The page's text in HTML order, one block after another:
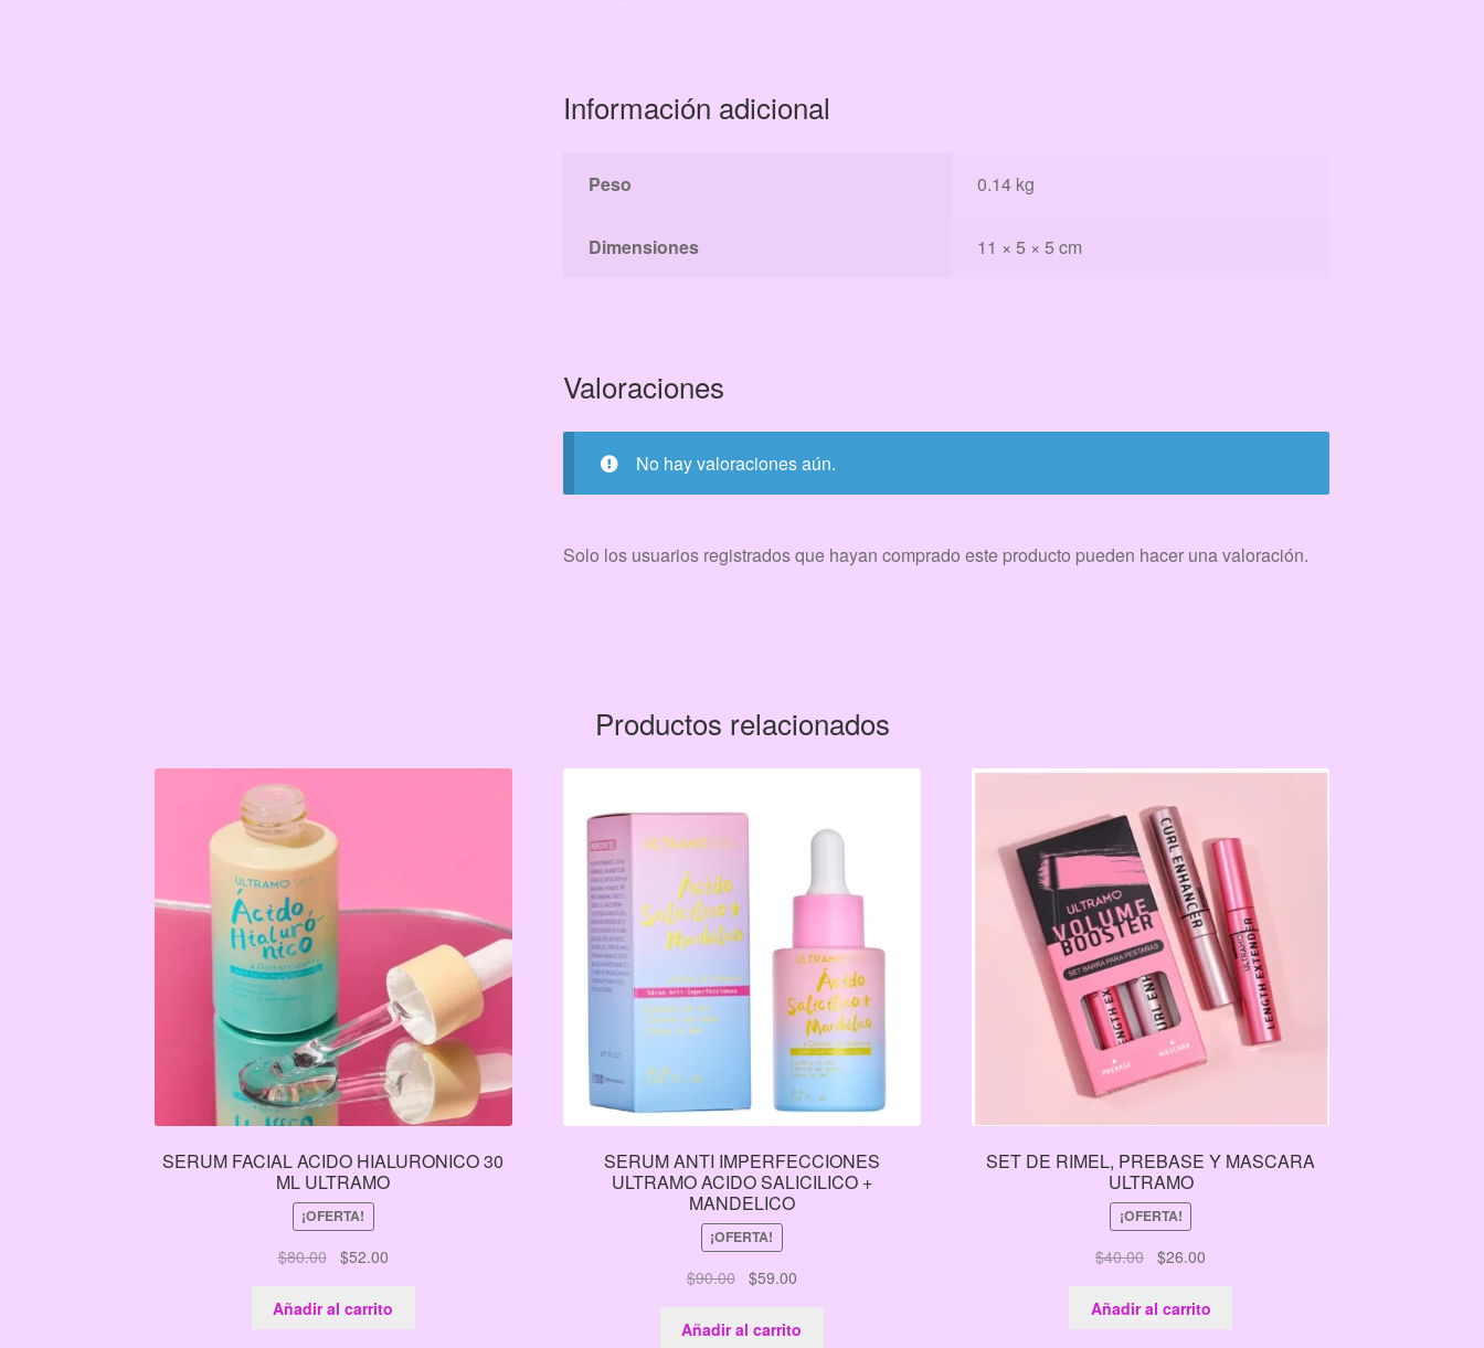
Información adicional
Peso 0.14 kg
Dimensiones 11 × 5 × 5 cm
Valoraciones
No hay valoraciones aún.
Solo los usuarios registrados que hayan comprado este producto pueden hacer una valoración.
Productos relacionados
SERUM FACIAL ACIDO HIALURONICO 30
ML ULTRAMO
¡OFERTA!
$80.00
El
original
era:
$52.00
actual
es:
Añadir al carrito
SERUM ANTI IMPERFECCIONES
ULTRAMO ACIDO SALICILICO +
MANDELICO
¡OFERTA!
$90.00
El
original
$59.00
actual
Añadir al carrito
SET DE RIMEL, PREBASE Y MASCARA
ULTRAMO
¡OFERTA!
$40.00
El
original
era:
$26.00
actual
es:
Añadir al carrito